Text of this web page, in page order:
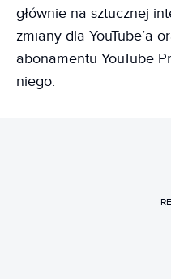
głównie na sztucznej
zmiany dla YouTube’a
abonamentu YouTube
niego.